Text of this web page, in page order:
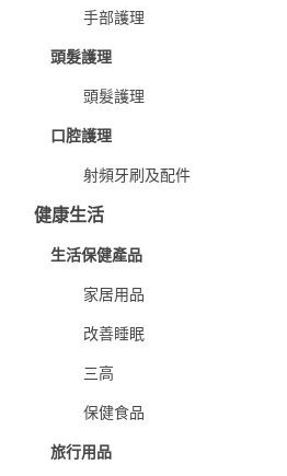
手部護理
頭髮護理
頭髮護理
口腔護理
射頻牙刷及配件
健康生活
生活保健產品
家居用品
改善睡眠
三高
保健食品
旅行用品